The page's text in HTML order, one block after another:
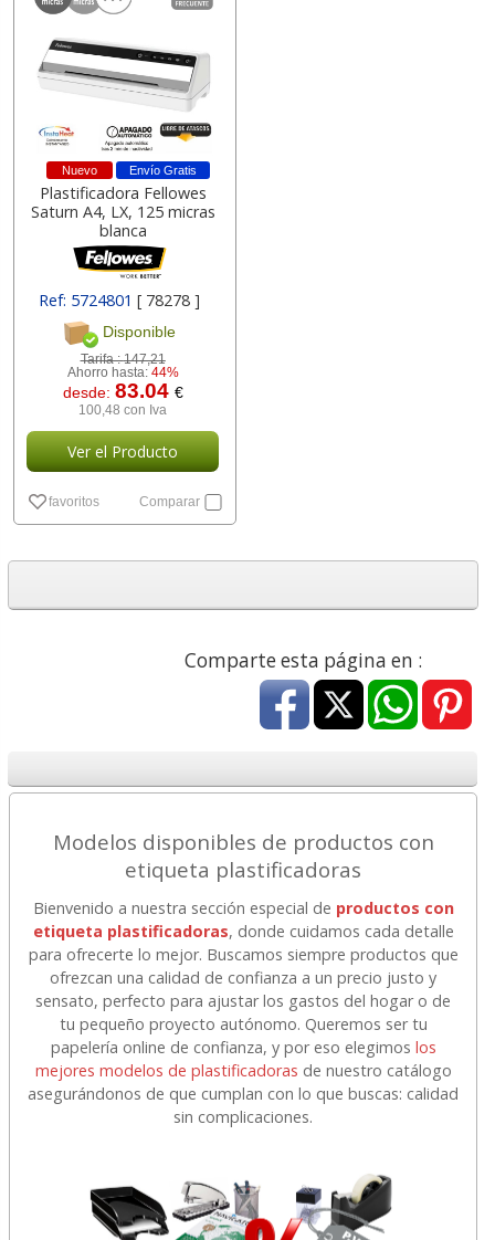
Envío Gratis
Nuevo
Plastificadora Fellowes
Saturn A4, LX, 125 micras
blanca
Ref: 5724801[ 78278 ]
Disponible
Tarifa :147,21
Ahorro hasta: 44%
desde: 83.04 €
100,48 con Iva
Ver el Producto
favoritos Comparar
Comparte esta página en :
Modelos disponibles de productos con
etiqueta plastificadoras
Bienvenido a nuestra sección especial de productos con
etiqueta plastificadoras, donde cuidamos cada detalle
para ofrecerte lo mejor. Buscamos siempre productos que
ofrezcan una calidad de confianza a un precio justo y
sensato, perfecto para ajustar los gastos del hogar o de
tu pequeño proyecto autónomo. Queremos ser tu
papelería online de confianza, y por eso elegimos los
mejores modelos de plastificadoras de nuestro catálogo
asegurándonos de que cumplan con lo que buscas: calidad
sin complicaciones.